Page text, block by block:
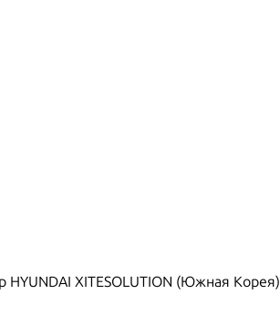
XITESOLUTION (Южная Корея)